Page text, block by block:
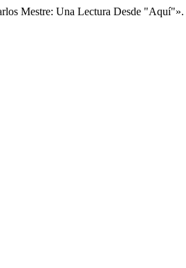
Mestre: Una Lectura Desde "Aquí"».